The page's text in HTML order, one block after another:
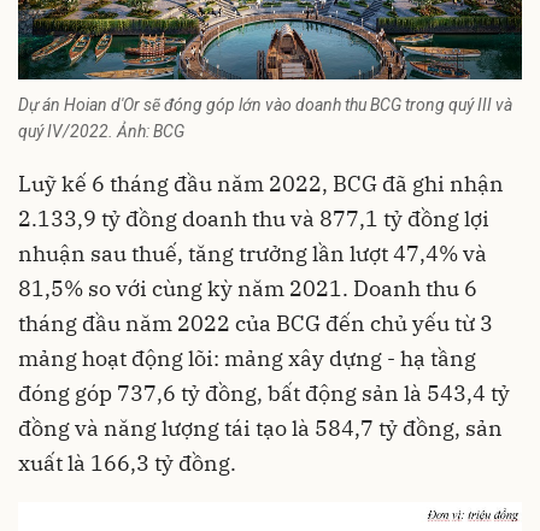
Dự án Hoian d'Or sẽ đóng góp lớn vào doanh thu BCG trong quý III và
quý IV/2022. Ảnh: BCG
Luỹ kế 6 tháng đầu năm 2022, BCG đã ghi nhận
2.133,9 tỷ đồng doanh thu và 877,1 tỷ đồng lợi
nhuận sau thuế, tăng trưởng lần lượt 47,4% và
81,5% so với cùng kỳ năm 2021. Doanh thu 6
tháng đầu năm 2022 của BCG đến chủ yếu từ 3
mảng hoạt động lõi: mảng xây dựng - hạ tầng
đóng góp 737,6 tỷ đồng, bất động sản là 543,4 tỷ
đồng và năng lượng tái tạo là 584,7 tỷ đồng, sản
xuất là 166,3 tỷ đồng.